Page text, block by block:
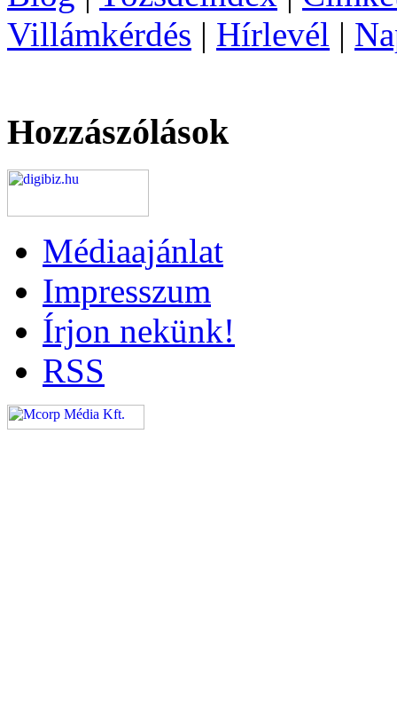
Villámkérdés | Hírlevél |
Hozzászólások
Médiaajánlat
Impresszum
Írjon nekünk!
RSS